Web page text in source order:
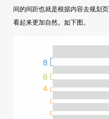
间的间距也就是根据内容去规划
看起来更加自然。如下图。